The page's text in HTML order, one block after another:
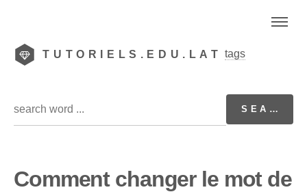
TUTORIELS.EDU.LAT tags
Comment changer le mot de